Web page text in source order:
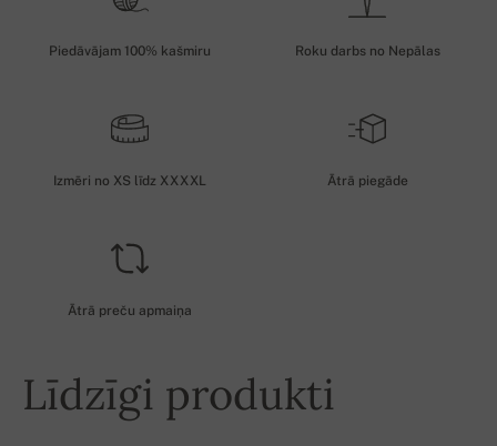
Piedāvājam 100% kašmiru Roku darbs no Nepālas
Izmēri no XS līdz XXXXL Ātrā piegāde
Ātrā preču apmaiņa
Līdzīgi produkti